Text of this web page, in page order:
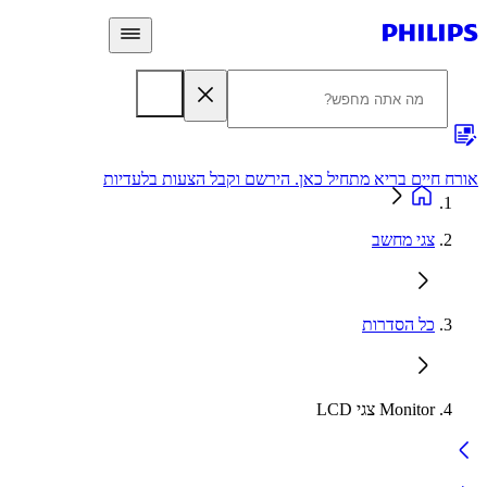
חיים בריא מתחיל כאן. הירשם וקבל הצעות בלעדיות
צגי מחשב
כל הסדרות
Monitor צגי LCD